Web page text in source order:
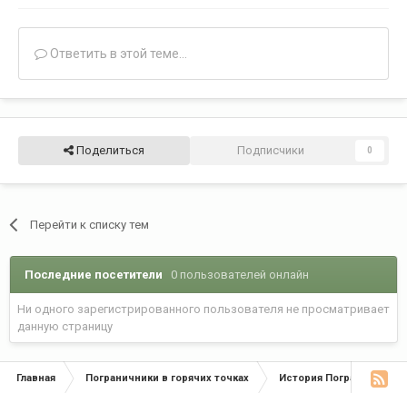
Ответить в этой теме...
Поделиться Подписчики 0
Перейти к списку тем
Последние посетители 0 пользователей онлайн
Ни одного зарегистрированного пользователя не просматривает
данную страницу
Главная Пограничники в горячих точках История Пограничных